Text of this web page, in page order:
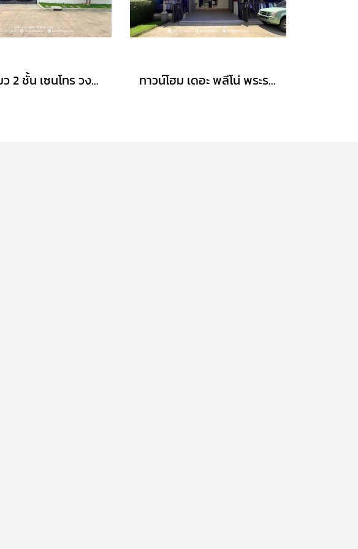
บ้านเดี่ยว 2 ชั้น เซนโทร วงแหวน-จตุโชติ (ขนาด 59 ตร.ว.) เดินทางง่าย ใกล้ทางด่วนนิดเดียว สามวาตะวันตก คลองสามวา กทม. : Centro Wongwaen-Chatuchot ทาวน์โฮม เดอะ พลีโน่ พระราม5-ปิ่นเกล้า (หลังมุม 31 ตร.ว.) ถ.บางกรวย-ไทรน้อย นนทบุรี : Pleno Rama 5 - Pinklao